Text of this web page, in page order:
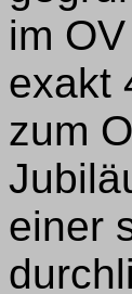
im
exakt
zum
einer